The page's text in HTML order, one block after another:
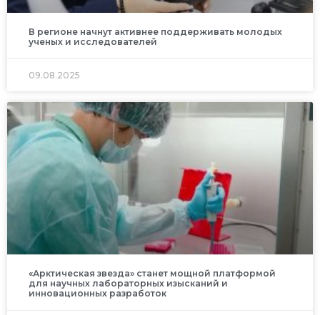
В регионе начнут активнее поддерживать молодых
ученых и исследователей
09.08.2025
«Арктическая звезда» станет мощной платформой
для научных лабораторных изысканий и
инновационных разработок